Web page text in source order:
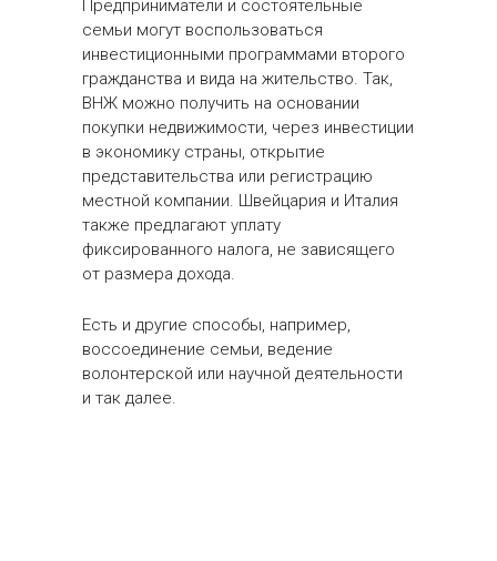
Предприниматели и состоятельные
семьи могут воспользоваться
инвестиционными программами второго
гражданства и вида на жительство. Так,
ВНЖ можно получить на основании
покупки недвижимости, через инвестиции
в экономику страны, открытие
представительства или регистрацию
местной компании. Швейцария и Италия
также предлагают уплату
фиксированного налога, не зависящего
от размера дохода.
Есть и другие способы, например,
воссоединение семьи, ведение
волонтерской или научной деятельности
и так далее.